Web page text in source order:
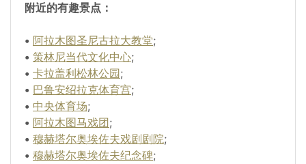
附近的有趣景点：
• 阿拉木图圣尼古拉大教堂;
• 策林尼当代文化中心;
• 卡拉盖利松林公园;
• 巴鲁安绍拉克体育宫;
• 中央体育场;
• 阿拉木图马戏团;
• 穆赫塔尔奥埃佐夫戏剧剧院;
• 穆赫塔尔奥埃佐夫纪念碑;